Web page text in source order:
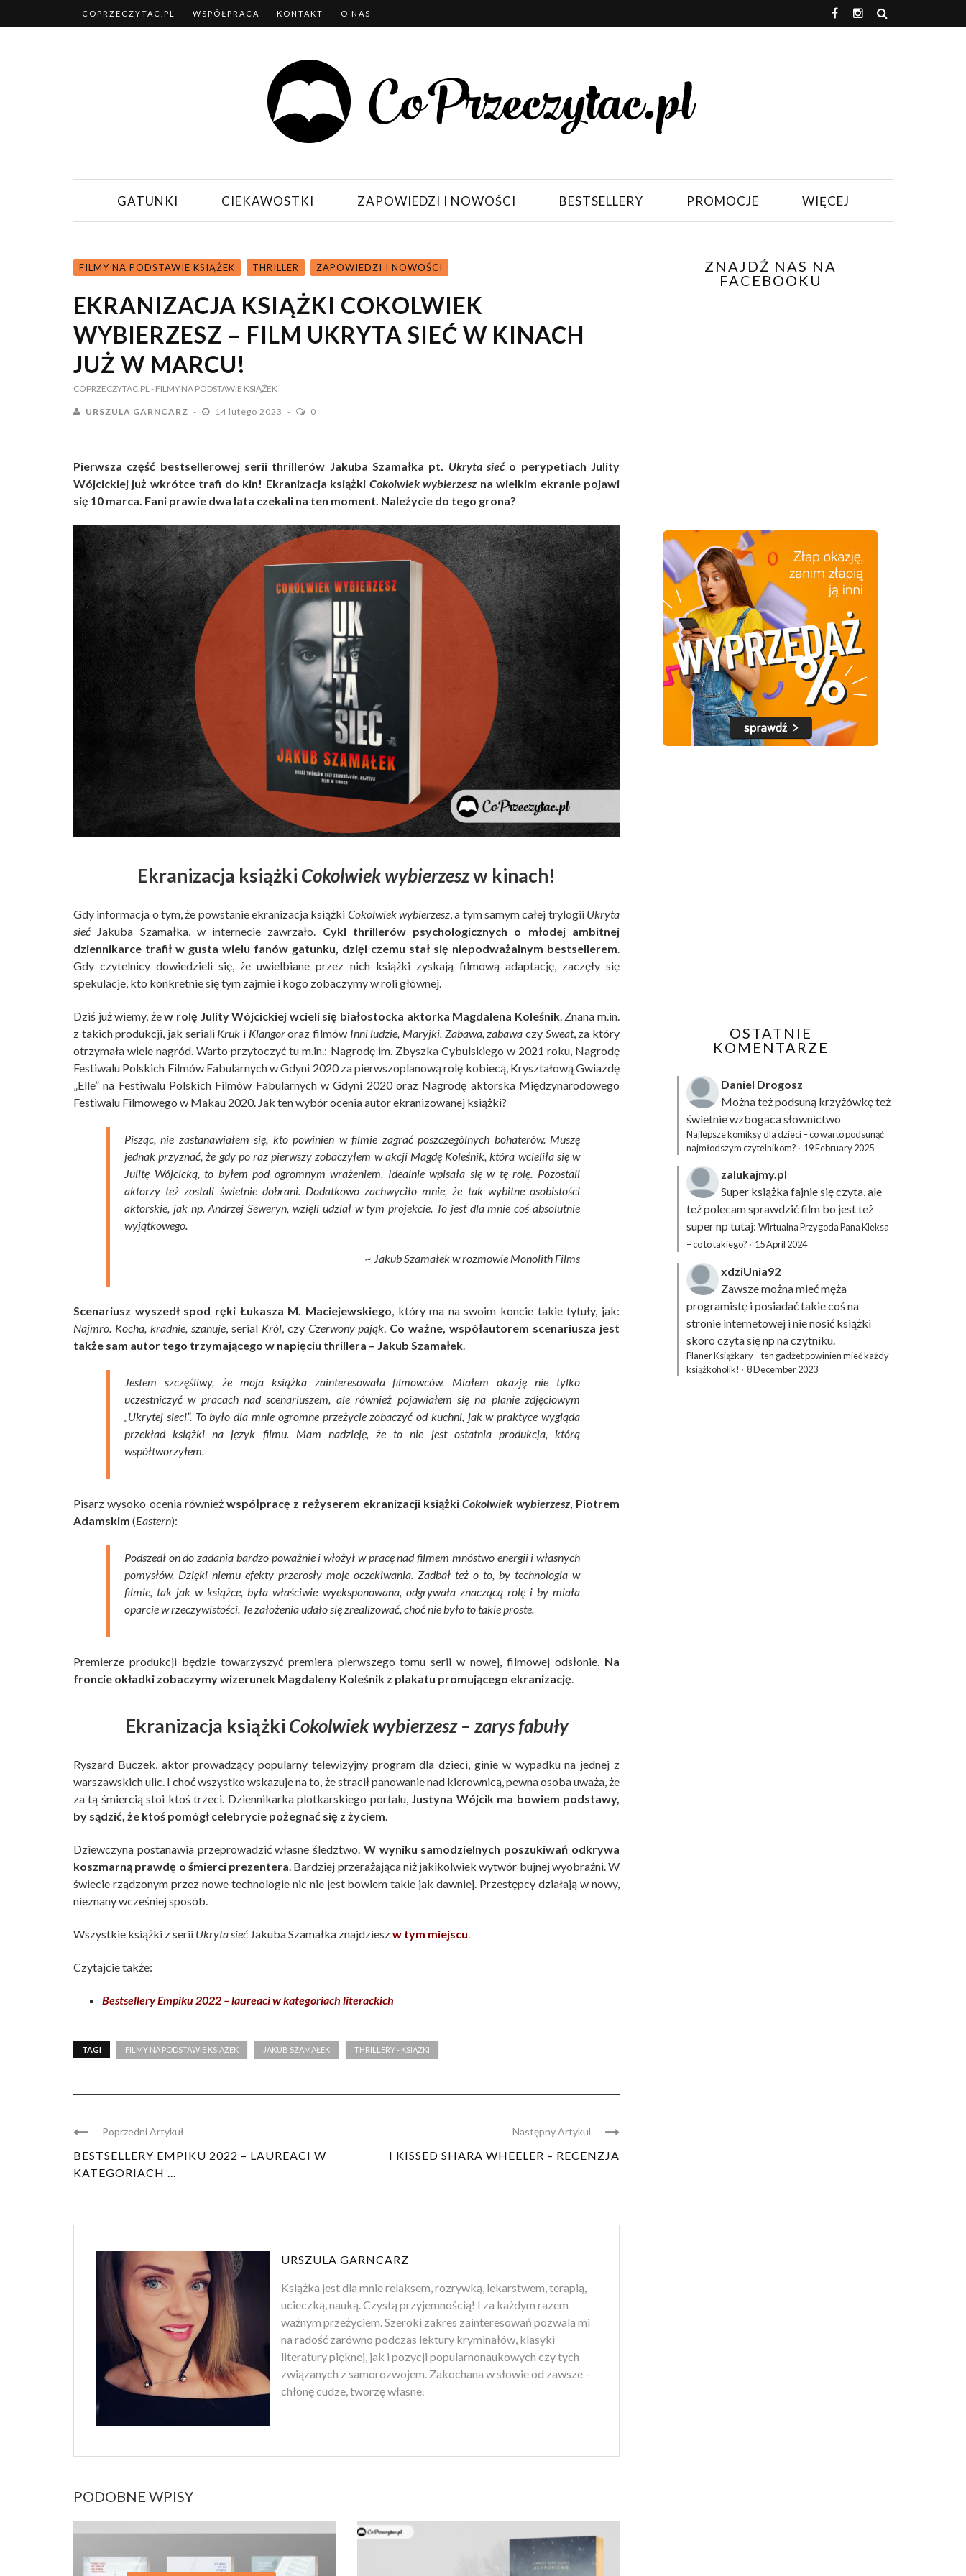
COPRZECZYTAC.PL WSPÓŁPRACA KONTAKT O NAS
GATUNKI CIEKAWOSTKI ZAPOWIEDZI I NOWOŚCI BESTSELLERY PROMOCJE WIĘCEJ
FILMY NA PODSTAWIE KSIĄŻEK THRILLER ZAPOWIEDZI I NOWOŚCI
EKRANIZACJA KSIĄŻKI COKOLWIEK
WYBIERZESZ – FILM UKRYTA SIEĆ W KINACH
JUŻ W MARCU!
COPRZECZYTAC.PL- FILMY NA PODSTAWIE KSIĄŻEK
URSZULA GARNCARZ 14 lutego 2023 0
Pierwsza część bestsellerowej serii thrillerów Jakuba Szamałka pt. Ukryta sieć o perypetiach Julity
Wójcickiej już wkrótce trafi do kin! Ekranizacja książki Cokolwiek wybierzesz na wielkim ekranie pojawi
się 10 marca. Fani prawie dwa lata czekali na ten moment. Należycie do tego grona?
Ekranizacja książki Cokolwiek wybierzeszw kinach!
Gdy informacja o tym, że powstanie ekranizacja książki Cokolwiek wybierzesz, a tym samym całej trylogii Ukryta
sieć Jakuba Szamałka, w internecie zawrzało. Cykl thrillerów psychologicznych o młodej ambitnej
dziennikarce trafił w gusta wielu fanów gatunku, dzięi czemu stał się niepodważalnym bestsellerem.
Gdy czytelnicy dowiedzieli się, że uwielbiane przez nich książki zyskają filmową adaptację, zaczęły się
spekulacje, kto konkretnie się tym zajmie i kogo zobaczymy w roli głównej.
Dziś już wiemy, żew rolę Julity Wójcickiej wcieli się białostocka aktorka Magdalena Koleśnik. Znana m.in.
z takich produkcji, jak seriali Kruk i Klangororaz filmów Inni ludzie, Maryjki, Zabawa, zabawa czy Sweat, za który
otrzymała wiele nagród. Warto przytoczyć tu m.in.: Nagrodę im. Zbyszka Cybulskiego w 2021 roku, Nagrodę
Festiwalu Polskich Filmów Fabularnych w Gdyni 2020 za pierwszoplanową rolę kobiecą, Kryształową Gwiazdę
„Elle” na Festiwalu Polskich Filmów Fabularnych w Gdyni 2020 oraz Nagrodę aktorska Międzynarodowego
Festiwalu Filmowego w Makau 2020. Jak ten wybór ocenia autor ekranizowanej książki?
Pisząc, nie zastanawiałem się, kto powinien w filmie zagrać poszczególnych bohaterów. Muszę
jednak przyznać, że gdy po raz pierwszy zobaczyłem w akcji Magdę Koleśnik, która wcieliła się w
Julitę Wójcicką, to byłem pod ogromnym wrażeniem. Idealnie wpisała się w tę rolę. Pozostali
aktorzy też zostali świetnie dobrani. Dodatkowo zachwyciło mnie, że tak wybitne osobistości
aktorskie, jak np. Andrzej Seweryn, wzięli udział w tym projekcie. To jest dla mnie coś absolutnie
wyjątkowego.
~ Jakub Szamałek w rozmowie Monolith Films
Scenariusz wyszedł spod ręki Łukasza M. Maciejewskiego, który ma na swoim koncie takie tytuły, jak:
Najmro. Kocha, kradnie, szanuje, serial Król, czy Czerwony pająk. Co ważne, współautorem scenariusza jest
także sam autor tego trzymającego w napięciu thrillera – Jakub Szamałek.
Jestem szczęśliwy, że moja książka zainteresowała filmowców. Miałem okazję nie tylko
uczestniczyć w pracach nad scenariuszem, ale również pojawiałem się na planie zdjęciowym
„Ukrytej sieci”. To było dla mnie ogromne przeżycie zobaczyć od kuchni, jak w praktyce wygląda
przekład książki na język filmu. Mam nadzieję, że to nie jest ostatnia produkcja, którą
współtworzyłem.
Pisarz wysoko ocenia równieżwspółpracę z reżyserem ekranizacji książkiCokolwiek wybierzesz, Piotrem
Adamskim (Eastern):
Podszedł on do zadania bardzo poważnie i włożył w pracę nad filmem mnóstwo energii i własnych
pomysłów. Dzięki niemu efekty przerosły moje oczekiwania. Zadbał też o to, by technologia w
filmie, tak jak w książce, była właściwie wyeksponowana, odgrywała znaczącą rolę i by miała
oparcie w rzeczywistości. Te założenia udało się zrealizować, choć nie było to takie proste.
Premierze produkcji będzie towarzyszyć premiera pierwszego tomu serii w nowej, filmowej odsłonie. Na
froncie okładki zobaczymy wizerunek Magdaleny Koleśnik z plakatu promującego ekranizację.
Ekranizacja książki Cokolwiek wybierzesz – zarys fabuły
Ryszard Buczek, aktor prowadzący popularny telewizyjny program dla dzieci, ginie w wypadku na jednej z
warszawskich ulic. I choć wszystko wskazuje na to, że stracił panowanie nad kierownicą, pewna osoba uważa, że
za tą śmiercią stoi ktoś trzeci. Dziennikarka plotkarskiego portalu, Justyna Wójcik ma bowiem podstawy,
by sądzić, że ktoś pomógł celebrycie pożegnać się z życiem.
Dziewczyna postanawia przeprowadzić własne śledztwo. W wyniku samodzielnych poszukiwań odkrywa
koszmarną prawdę o śmierci prezentera. Bardziej przerażająca niż jakikolwiek wytwór bujnej wyobraźni. W
świecie rządzonym przez nowe technologie nic nie jest bowiem takie jak dawniej. Przestępcy działają w nowy,
nieznany wcześniej sposób.
Wszystkie książki z serii Ukryta sieć Jakuba Szamałka znajdzieszw tym miejscu.
Czytajcie także:
Bestsellery Empiku 2022 – laureaci w kategoriach literackich
TAGI FILMY NA PODSTAWIE KSIĄŻEK JAKUB SZAMAŁEK THRILLERY - KSIĄŻKI
Poprzedni Artykuł
BESTSELLERY EMPIKU 2022 – LAUREACI W
KATEGORIACH ...
Następny Artykul
I KISSED SHARA WHEELER – RECENZJA
URSZULA GARNCARZ
Książka jest dla mnie relaksem, rozrywką, lekarstwem, terapią,
ucieczką, nauką. Czystą przyjemnością! I za każdym razem
ważnym przeżyciem. Szeroki zakres zainteresowań pozwala mi
na radość zarówno podczas lektury kryminałów, klasyki
literatury pięknej, jak i pozycji popularnonaukowych czy tych
związanych z samorozwojem. Zakochana w słowie od zawsze -
chłonę cudze, tworzę własne.
PODOBNE WPISY
ZNAJDŹ NAS NA
FACEBOOKU
OSTATNIE
KOMENTARZE
Daniel Drogosz
Można też podsuną krzyżówkęteż
świetnie wzbogaca słownictwo
Najlepsze komiksy dla dzieci – co warto podsunąć
najmłodszym czytelnikom? · 19 February 2025
zalukajmy.pl
Super książka fajnie się czyta, ale
też polecam sprawdzić film bo jest też
super np tutaj: Wirtualna Przygoda Pana Kleksa
– co to takiego? · 15 April 2024
xdziUnia92
Zawsze można mieć męża
programistę i posiadać takie coś na
stronie internetowej i nie nosić książki
skoro czyta się np na czytniku.
Planer Książkary – ten gadżet powinien mieć każdy
książkoholik! · 8 December 2023